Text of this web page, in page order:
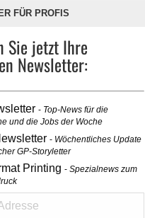
FÜR PROFIS
Sie jetzt Ihre
Newsletter:
Top-News für die
und die Jobs der Woche
Wöchentliches Update
GP-Storyletter
Printing Spezialnews zum